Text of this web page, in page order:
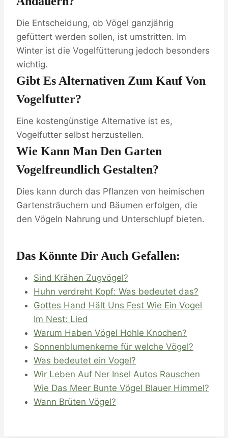
Die Entscheidung, ob Vögel ganzjährig
gefüttert werden sollen, ist umstritten. Im
Winter ist die Vogelfütterung jedoch besonders
wichtig.
Gibt Es Alternativen Zum Kauf Von
Vogelfutter?
Eine kostengünstige Alternative ist es,
Vogelfutter selbst herzustellen.
Wie Kann Man Den Garten
Vogelfreundlich Gestalten?
Dies kann durch das Pflanzen von heimischen
Gartensträuchern und Bäumen erfolgen, die
den Vögeln Nahrung und Unterschlupf bieten.
Das Könnte Dir Auch Gefallen:
Sind Krähen Zugvögel?
Huhn verdreht Kopf: Was bedeutet das?
Gottes Hand Hält Uns Fest Wie Ein Vogel
Im Nest: Lied
Warum Haben Vögel Hohle Knochen?
Sonnenblumenkerne für welche Vögel?
Was bedeutet ein Vogel?
Wir Leben Auf Ner Insel Autos Rauschen
Wie Das Meer Bunte Vögel Blauer Himmel?
Wann Brüten Vögel?